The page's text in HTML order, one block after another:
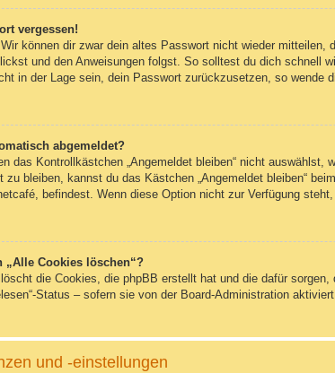
vergessen!
können dir zwar dein altes Passwort nicht wieder
und den Anweisungen folgst. So solltest du dich schnell
in der Lage sein, dein Passwort zurückzusetzen, so wende
abgemeldet?
das Kontrollkästchen „Angemeldet bleiben“ nicht
zu bleiben, kannst du das Kästchen „Angemeldet bleiben“
befindest. Wenn diese Option nicht zur Verfügung
„Alle Cookies löschen“?
löscht die Cookies, die phpBB erstellt hat und die dafür
Status – sofern sie von der Board-Administration
und -einstellungen